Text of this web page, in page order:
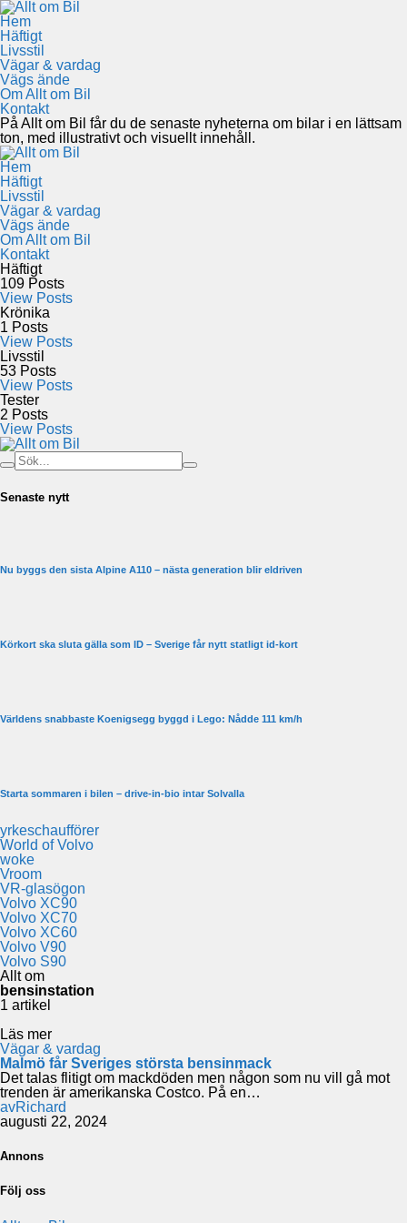
Hem
Häftigt
Livsstil
Vägar & vardag
Vägs ände
Om Allt om Bil
Kontakt
På Allt om Bil får du de senaste nyheterna om bilar i en lättsam
ton, med illustrativt och visuellt innehåll.
Hem
Häftigt
Livsstil
Vägar & vardag
Vägs ände
Om Allt om Bil
Kontakt
Häftigt
109 Posts
View Posts
Krönika
1 Posts
View Posts
Livsstil
53 Posts
View Posts
Tester
2 Posts
View Posts
Senaste nytt
Nu byggs den sista Alpine A110 – nästa generation blir eldriven
Körkort ska sluta gälla som ID – Sverige får nytt statligt id-kort
Världens snabbaste Koenigsegg byggd i Lego: Nådde 111 km/h
Starta sommaren i bilen – drive-in-bio intar Solvalla
yrkeschaufförer
World of Volvo
woke
Vroom
VR-glasögon
Volvo XC90
Volvo XC70
Volvo XC60
Volvo V90
Volvo S90
Allt om
bensinstation
1 artikel
Läs mer
Vägar & vardag
Malmö får Sveriges största bensinmack
Det talas flitigt om mackdöden men någon som nu vill gå mot
trenden är amerikanska Costco. På en…
avRichard
augusti 22, 2024
Annons
Följ oss